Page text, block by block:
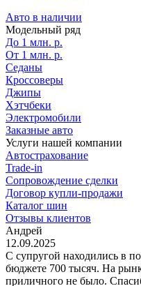
Авто в наличии
Модельный ряд
До 1 млн. р.
От 1 млн. р.
Седаны
Кроссоверы
Джипы
Хэтчбеки
Электромобили
Заказные авто
Услуги нашей компании
Автострахование
Trade-in
Сопровождение сделки
Договор купли-продажи
Каталог шин
Отзывы клиентов
Андрей
12.09.2025
С супругой находились в
бюджете 700 тысяч. На
приличного не было.